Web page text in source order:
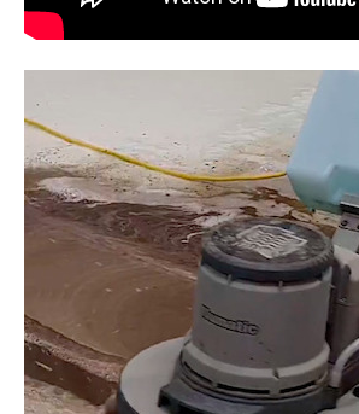
経営リーダーのコミュニティ
企業向けIT製品の総合サイト
IT製品の技術・比較・事例
製造業のIT導入・活用を支援
モノづくり技術者専門サイト
エレクトロニクス専門サイト